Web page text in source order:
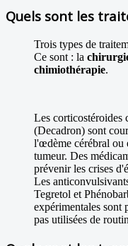
Quels sont les
Trois types de
Ce sont : la
chimiothérapie.
Les corticostéroides
(Decadron) sont
l'œdème cérébral ou
tumeur. Des
prévenir les crises
Les
Tegretol et
expérimentales sont
pas utilisées de